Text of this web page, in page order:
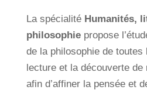
La spécialité Humanités,
philosophie propose
de la philosophie de toutes
lecture et la découverte de
afin d’affiner la pensée et